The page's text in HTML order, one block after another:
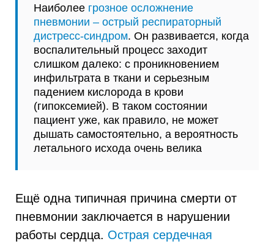
Наиболее грозное осложнение
пневмонии – острый респираторный
дистресс-синдром. Он развивается, когда
воспалительный процесс заходит
слишком далеко: с проникновением
инфильтрата в ткани и серьезным
падением кислорода в крови
(гипоксемией). В таком состоянии
пациент уже, как правило, не может
дышать самостоятельно, а вероятность
летального исхода очень велика
Ещё одна типичная причина смерти от
пневмонии заключается в нарушении
работы сердца. Острая сердечная